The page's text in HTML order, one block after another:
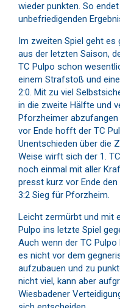
wieder punkten. So
unbefriedigenden
Im zweiten Spiel geht es
aus der letzten Saison,
TC Pulpo schon
einem Strafstoß und
2:0. Mit zu viel
in die zweite Hälfte und
Pforzheimer
vor Ende hofft der TC
Unentschieden über die
Weise wirft sich der 1.
noch einmal mit aller
presst kurz vor Ende
3:2 Sieg für Pforzheim.
Leicht zermürbt und mit
Pulpo ins letzte Spiel
Auch wenn der TC
es nicht vor dem
aufzubauen und zu
nicht viel, kann aber
Wiesbadener